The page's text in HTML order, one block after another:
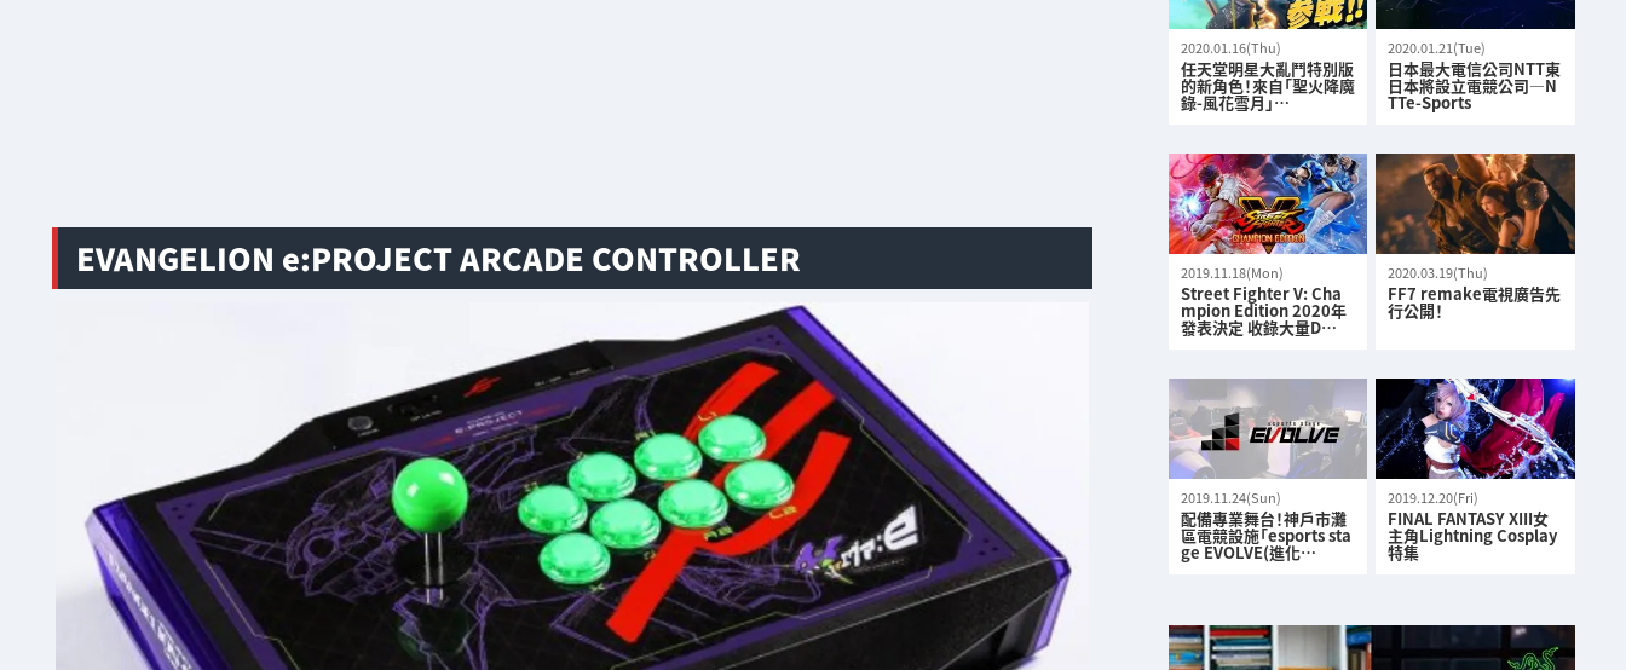
EVANGELION e:PROJECT ARCADE CONTROLLER
2020.01.16(Thu)
任天堂明星大亂鬥特別版
的新角色！來自「聖火降魔
錄-風花雪月」…
2020.01.21(Tue)
日本最大電信公司NTT東
日本將設立電競公司—N
TTe-Sports
2019.11.18(Mon)
Street Fighter V: Cha
mpion Edition 2020年
發表決定 收錄大量D…
2020.03.19(Thu)
FF7 remake電視廣告先
行公開！
2019.11.24(Sun)
配備專業舞台！神戶市灘
區電競設施「esports sta
ge EVOLVE(進化…
2019.12.20(Fri)
FINAL FANTASY XIII女
主角Lightning Cosplay
特集